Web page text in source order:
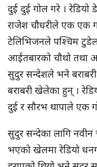
दुई दुई गोल गरे । रेडियो
राजेश चौधरीले एक एक
टेलिभिजनले पश्चिम
आईतबारको चौथो तथा
सुदुर सन्देशले भने
बराबरी खेलेका हुन् ।
दुई र सौरभ थापाले एक
सुदुर सन्देका लागि
भएको खेलमा रेडियो